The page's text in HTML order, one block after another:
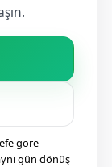
göre
gün dönüş